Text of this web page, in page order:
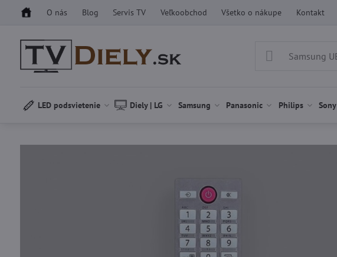
O nás Blog Servis TV Veľkoobchod Všetko o nákupe Kontakt
LED podsvietenie Diely | LG Samsung Panasonic Philips Sony